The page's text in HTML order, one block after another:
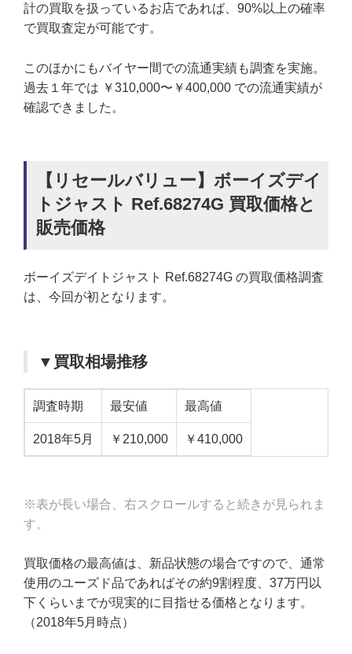
計の買取を扱っているお店であれば、90%以上の確率
で買取査定が可能です。
このほかにもバイヤー間での流通実績も調査を実施。
過去１年では ￥310,000〜￥400,000 での流通実績が
確認できました。
【リセールバリュー】ボーイズデイ
トジャスト Ref.68274G 買取価格と
販売価格
ボーイズデイトジャスト Ref.68274G の買取価格調査
は、今回が初となります。
▼買取相場推移
調査時期 最安値 最高値
2018年5月 ￥210,000 ￥410,000
※表が長い場合、右スクロールすると続きが見られま
す。
買取価格の最高値は、新品状態の場合ですので、通常
使用のユーズド品であればその約9割程度、37万円以
下くらいまでが現実的に目指せる価格となります。
（2018年5月時点）